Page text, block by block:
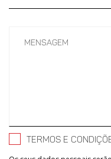
Mensagem
TERMOS E